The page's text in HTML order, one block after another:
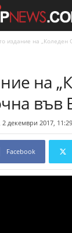
издание на „Коледен
на
във
2 декември 2017, 11:29
Facebook